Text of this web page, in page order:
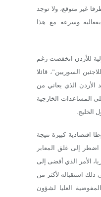
غير متوقع، ولا توجد
وسرعة مع هذا
للأردن انخفضت رغم
السوريين”، قائلا
الأردن الذي يعاني من
المساعدات الخارجية
الخليج.
اقتصادية كبيرة نتيجة
اضطر إلى غلق المعابر
الأمر الذي أفضى إلى
ذلك استقباله لأكثر من
العليا لشؤون